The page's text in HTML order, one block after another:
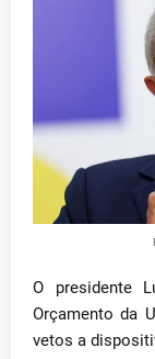
O presidente
Orçamento da
vetos a